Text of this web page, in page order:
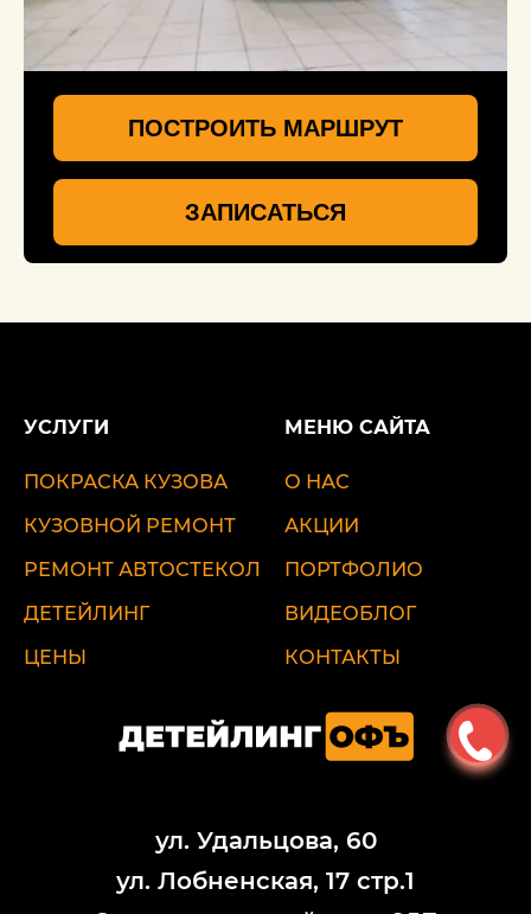
ПОСТРОИТЬ МАРШРУТ
ЗАПИСАТЬСЯ
УСЛУГИ
ПОКРАСКА КУЗОВА
КУЗОВНОЙ РЕМОНТ
РЕМОНТ АВТОСТЕКОЛ
ДЕТЕЙЛИНГ
ЦЕНЫ
МЕНЮ САЙТА
О НАС
АКЦИИ
ПОРТФОЛИО
ВИДЕОБЛОГ
КОНТАКТЫ
ул. Удальцова, 60
ул. Лобненская, 17 стр.1